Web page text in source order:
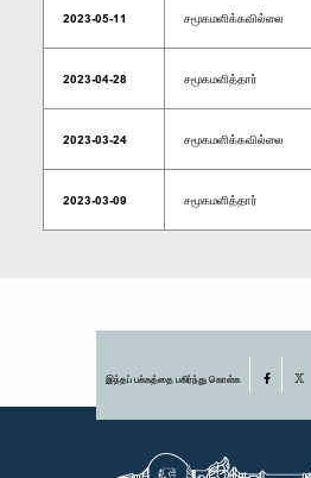
2023-05-11 சமூகமளிக்கவில்லை
2023-04-28 சமூகமளித்தார்
2023-03-24 சமூகமளிக்கவில்லை
2023-03-09 சமூகமளித்தார்
இந்தப் பக்கத்தை பகிர்ந்து கொள்க Facebook